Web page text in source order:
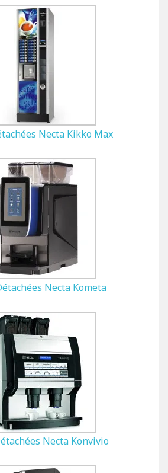
Necta Kikko Max
Necta Kometa
Necta Konvivio